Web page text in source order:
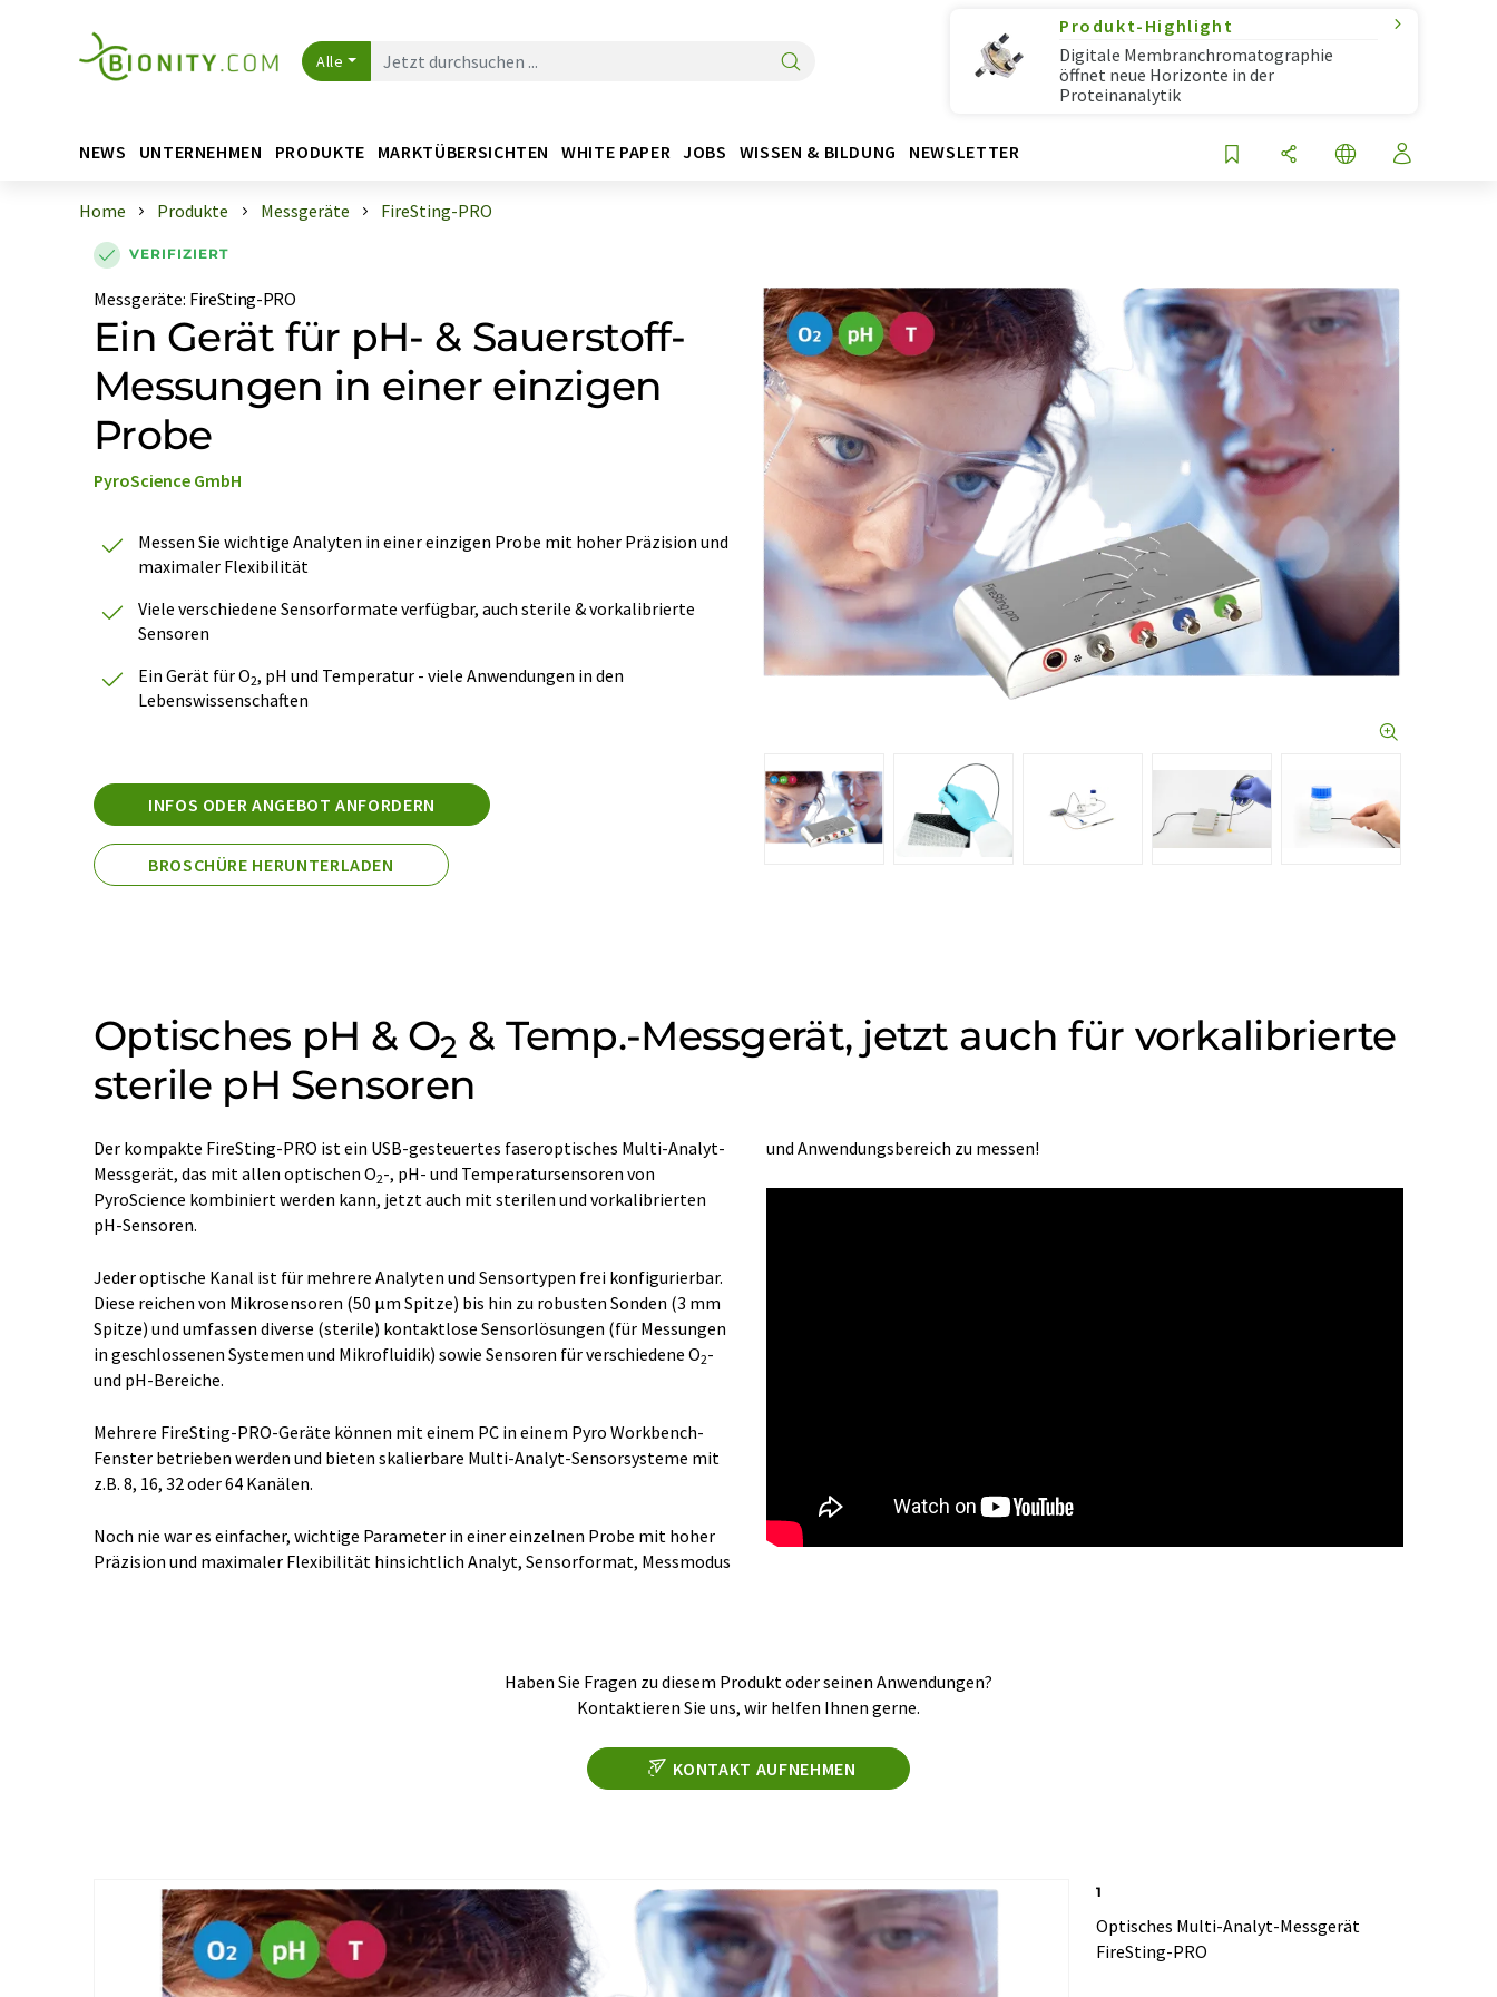
Alle
Produkt-Highlight
Digitale Membranchromatographie
öffnet neue Horizonte in der
Proteinanalytik
NEWS UNTERNEHMEN PRODUKTE MARKTÜBERSICHTEN WHITE PAPER JOBS WISSEN & BILDUNG NEWSLETTER
Home Produkte Messgeräte FireSting-PRO
VERIFIZIERT
Messgeräte: FireSting-PRO
Ein Gerät für pH- & Sauerstoff-
Messungen in einer einzigen
Probe
PyroScience GmbH
Messen Sie wichtige Analyten in einer einzigen Probe mit hoher Präzision und
maximaler Flexibilität
Viele verschiedene Sensorformate verfügbar, auch sterile & vorkalibrierte
Sensoren
Ein Gerät für O2, pH und Temperatur - viele Anwendungen in den
Lebenswissenschaften
INFOS ODER ANGEBOT ANFORDERN
BROSCHÜRE HERUNTERLADEN
Optisches pH & O2 & Temp.-Messgerät, jetzt auch für vorkalibrierte
sterile pH Sensoren
Der kompakte FireSting-PRO ist ein USB-gesteuertes faseroptisches Multi-Analyt-
Messgerät, das mit allen optischen O2-, pH- und Temperatursensoren von
PyroScience kombiniert werden kann, jetzt auch mit sterilen und vorkalibrierten
pH-Sensoren.
Jeder optische Kanal ist für mehrere Analyten und Sensortypen frei konfigurierbar.
Diese reichen von Mikrosensoren (50 µm Spitze) bis hin zu robusten Sonden (3 mm
Spitze) und umfassen diverse (sterile) kontaktlose Sensorlösungen (für Messungen
in geschlossenen Systemen und Mikrofluidik) sowie Sensoren für verschiedene O2-
und pH-Bereiche.
Mehrere FireSting-PRO-Geräte können mit einem PC in einem Pyro Workbench-
Fenster betrieben werden und bieten skalierbare Multi-Analyt-Sensorsysteme mit
z.B. 8, 16, 32 oder 64 Kanälen.
Noch nie war es einfacher, wichtige Parameter in einer einzelnen Probe mit hoher
Präzision und maximaler Flexibilität hinsichtlich Analyt, Sensorformat, Messmodus
und Anwendungsbereich zu messen!
Haben Sie Fragen zu diesem Produkt oder seinen Anwendungen?
Kontaktieren Sie uns, wir helfen Ihnen gerne.
KONTAKT AUFNEHMEN
1
Optisches Multi-Analyt-Messgerät
FireSting-PRO